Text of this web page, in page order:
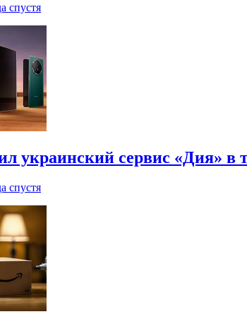
спустя
украинский сервис «Дия» в
спустя